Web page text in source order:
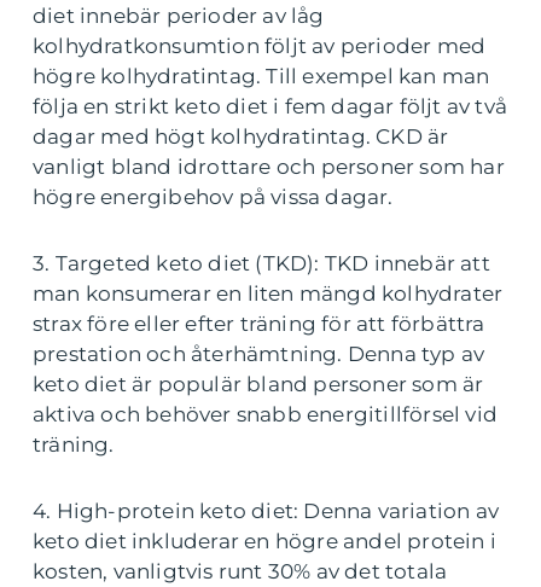
diet innebär perioder av låg
kolhydratkonsumtion följt av perioder med
högre kolhydratintag. Till exempel kan man
följa en strikt keto diet i fem dagar följt av två
dagar med högt kolhydratintag. CKD är
vanligt bland idrottare och personer som har
högre energibehov på vissa dagar.
3. Targeted keto diet (TKD): TKD innebär att
man konsumerar en liten mängd kolhydrater
strax före eller efter träning för att förbättra
prestation och återhämtning. Denna typ av
keto diet är populär bland personer som är
aktiva och behöver snabb energitillförsel vid
träning.
4. High-protein keto diet: Denna variation av
keto diet inkluderar en högre andel protein i
kosten, vanligtvis runt 30% av det totala